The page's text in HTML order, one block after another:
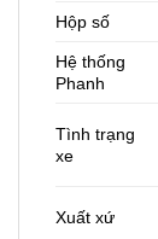
Hộp số
Hệ thống
Phanh
Tình trạng
xe
Xuất xứ